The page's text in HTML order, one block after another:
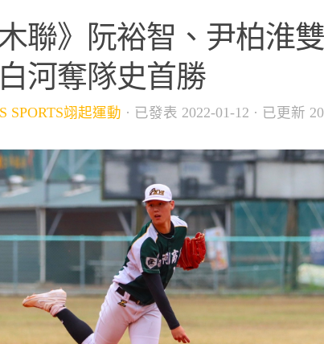
聯》阮裕智、尹柏淮
河奪隊史首勝
SPORTS翊起運動 · 已發表 2022-01-12 · 已更新